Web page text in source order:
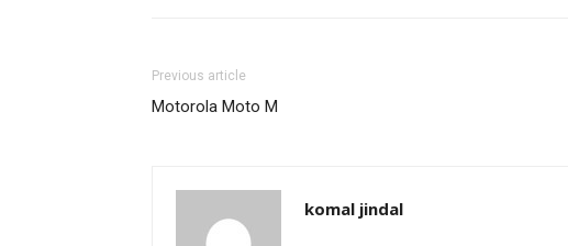
Previous article
Motorola Moto M
komal jindal